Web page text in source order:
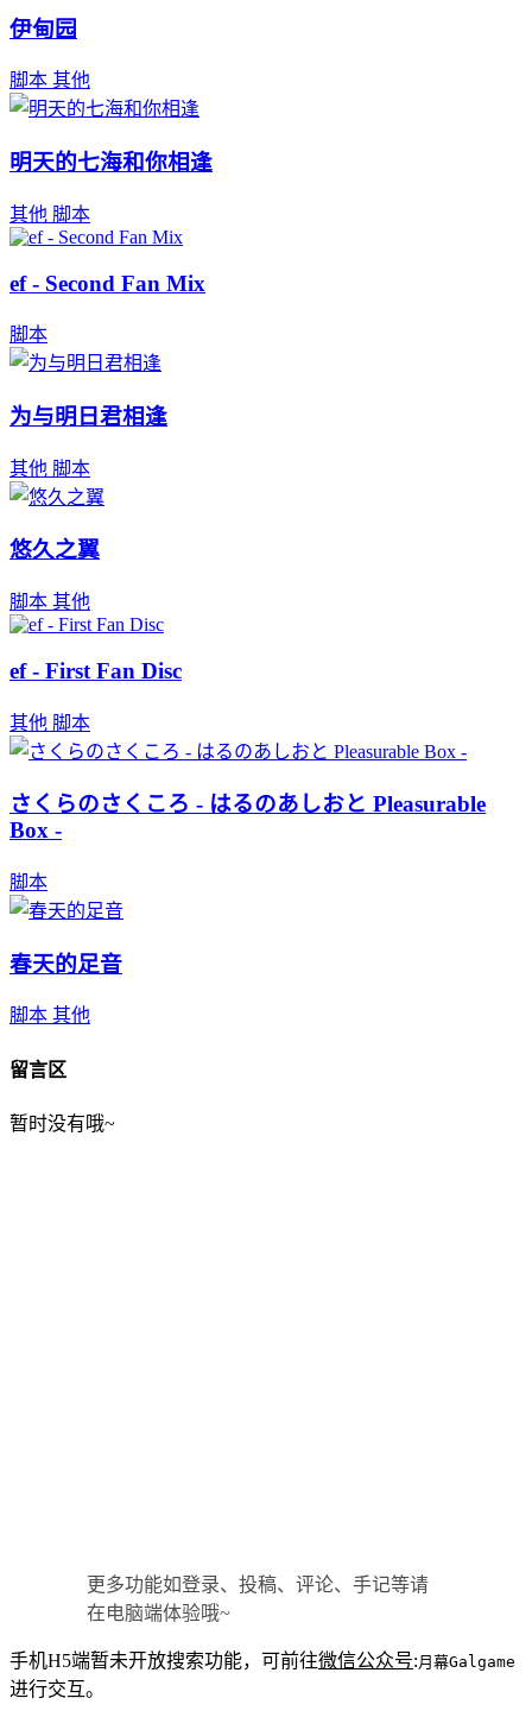
伊甸园
脚本 其他
明天的七海和你相逢
其他 脚本
ef - Second Fan Mix
脚本
为与明日君相逢
其他 脚本
悠久之翼
脚本 其他
ef - First Fan Disc
其他 脚本
さくらのさくころ - はるのあしおと Pleasurable
Box -
脚本
春天的足音
脚本 其他
留言区
暂时没有哦~
更多功能如登录、投稿、评论、手记等请
在电脑端体验哦~
手机H5端暂未开放搜索功能，可前往微信公众号:月幕Galgame
进行交互。